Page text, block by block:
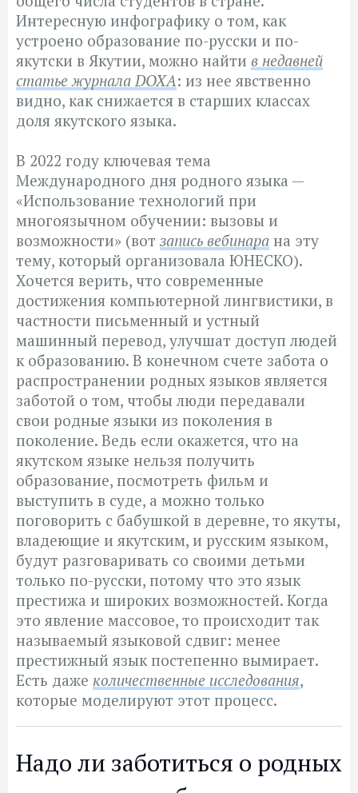
Интересную инфографику о том, как
устроено образование по-русски и по-
якутски в Якутии, можно найти в недавней
статье журнала DOXA: из нее явственно
видно, как снижается в старших классах
доля якутского языка.
В 2022 году ключевая тема
Международного дня родного языка —
«Использование технологий при
многоязычном обучении: вызовы и
возможности» (вот запись вебинара на эту
тему, который организовала ЮНЕСКО).
Хочется верить, что современные
достижения компьютерной лингвистики, в
частности письменный и устный
машинный перевод, улучшат доступ людей
к образованию. В конечном счете забота о
распространении родных языков является
заботой о том, чтобы люди передавали
свои родные языки из поколения в
поколение. Ведь если окажется, что на
якутском языке нельзя получить
образование, посмотреть фильм и
выступить в суде, а можно только
поговорить с бабушкой в деревне, то якуты,
владеющие и якутским, и русским языком,
будут разговаривать со своими детьми
только по-русски, потому что это язык
престижа и широких возможностей. Когда
это явление массовое, то происходит так
называемый языковой сдвиг: менее
престижный язык постепенно вымирает.
Есть даже количественные исследования,
которые моделируют этот процесс.
Надо ли заботиться о родных